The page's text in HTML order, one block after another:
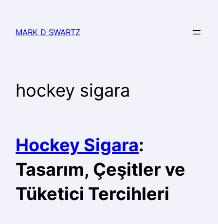
MARK D SWARTZ
hockey sigara
Hockey Sigara:
Tasarım, Çeşitler ve
Tüketici Tercihleri